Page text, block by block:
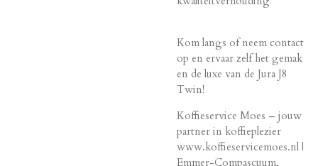
Kom langs of neem contact
op en ervaar zelf het gemak
en de luxe van de Jura J8
Twin!
Koffieservice Moes – jouw
partner in koffieplezier
www.koffieservicemoes.nl |
Emmer-Compascuum,